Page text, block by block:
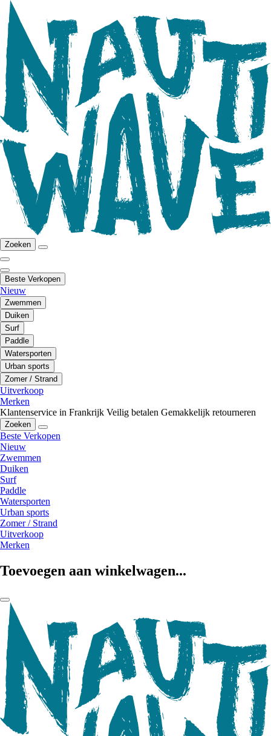
Zoeken
Beste Verkopen
Nieuw
Zwemmen
Duiken
Surf
Paddle
Watersporten
Urban sports
Zomer / Strand
Uitverkoop
Merken
Klantenservice in Frankrijk Veilig betalen Gemakkelijk retourneren
Zoeken
Beste Verkopen
Nieuw
Zwemmen
Duiken
Surf
Paddle
Watersporten
Urban sports
Zomer / Strand
Uitverkoop
Merken
Toevoegen aan winkelwagen...